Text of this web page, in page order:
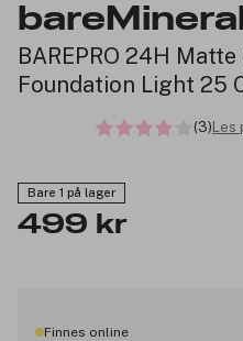
BAREPRO 24H
Foundation Light 25
(3)Les
Bare 1 på lager
499 kr
Finnes online